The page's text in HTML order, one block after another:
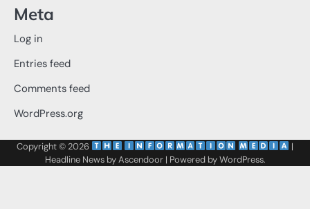
Meta
Log in
Entries feed
Comments feed
WordPress.org
Copyright © 2026
|
Headline News byAscendoor| Powered byWordPress.